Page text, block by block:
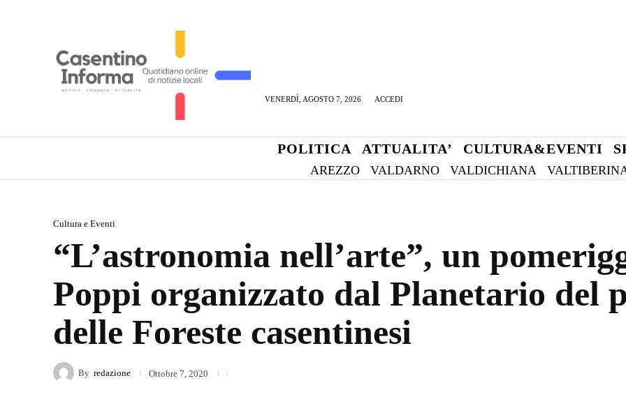
VENERDÌ, AGOSTO 7, 2026 ACCEDI
POLITICA ATTUALITA’ CULTURA&EVENTI
AREZZO VALDARNO VALDICHIANA
Cultura e Eventi
“L’astronomia nell’arte”, un
Poppi organizzato dal Planetario del
delle Foreste casentinesi
By redazione Ottobre 7, 2020